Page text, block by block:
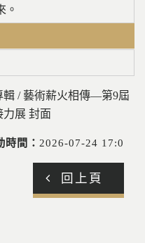
。
時間： 2026-07-24 17:0
回上頁